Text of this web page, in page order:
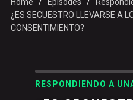
¿ES SECUESTRO LLEVARSE A
CONSENTIMIENTO?
RESPONDIENDO A